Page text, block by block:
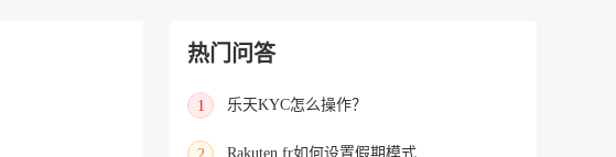
热门问答
1 乐天KYC怎么操作？
Rakuten.fr如何设置假期模式